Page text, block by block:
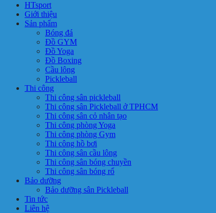
HTsport
Giới thiệu
Sản phẩm
Bóng đá
Đồ GYM
Đồ Yoga
Đồ Boxing
Cầu lông
Pickleball
Thi công
Thi công sân pickleball
Thi công sân Pickleball ở TPHCM
Thi công sân cỏ nhân tạo
Thi công phòng Yoga
Thi công phòng Gym
Thi công hồ bơi
Thi công sân cầu lông
Thi công sân bóng chuyền
Thi công sân bóng rổ
Bảo dưỡng
Bảo dưỡng sân Pickleball
Tin tức
Liên hệ